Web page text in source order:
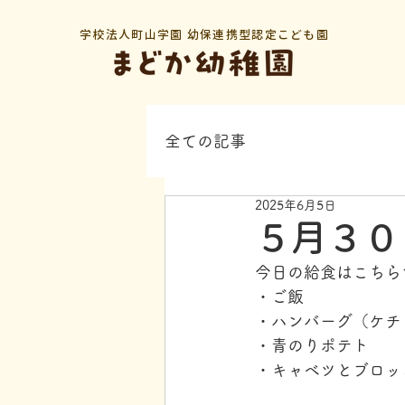
学校法人町山学園 幼保連携型認定こども園
全ての記事
５月３
2025年6月5日
今日の給食はこち
・ご飯
・ハンバーグ（ケ
・青のりポテト
・キャベツとブロ